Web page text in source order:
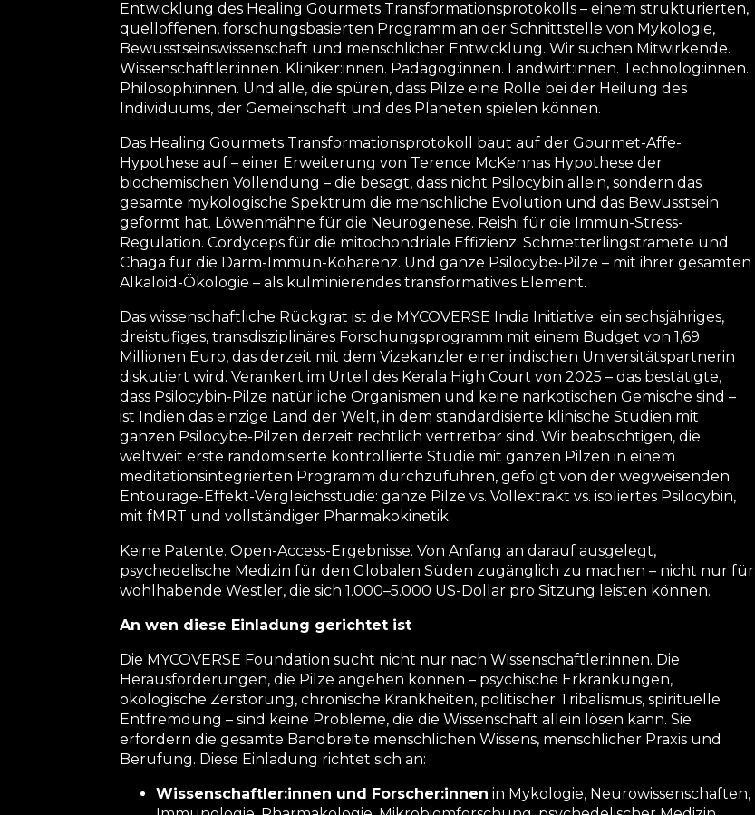
Entwicklung des Healing Gourmets Transformationsprotokolls – einem strukturierten,
quelloffenen, forschungsbasierten Programm an der Schnittstelle von Mykologie,
Bewusstseinswissenschaft und menschlicher Entwicklung. Wir suchen Mitwirkende.
Wissenschaftler:innen. Kliniker:innen. Pädagog:innen. Landwirt:innen. Technolog:innen.
Philosoph:innen. Und alle, die spüren, dass Pilze eine Rolle bei der Heilung des
Individuums, der Gemeinschaft und des Planeten spielen können.
Das Healing Gourmets Transformationsprotokoll baut auf der Gourmet-Affe-
Hypothese auf – einer Erweiterung von Terence McKennas Hypothese der
biochemischen Vollendung – die besagt, dass nicht Psilocybin allein, sondern das
gesamte mykologische Spektrum die menschliche Evolution und das Bewusstsein
geformt hat. Löwenmähne für die Neurogenese. Reishi für die Immun-Stress-
Regulation. Cordyceps für die mitochondriale Effizienz. Schmetterlingstramete und
Chaga für die Darm-Immun-Kohärenz. Und ganze Psilocybe-Pilze – mit ihrer gesamten
Alkaloid-Ökologie – als kulminierendes transformatives Element.
Das wissenschaftliche Rückgrat ist die MYCOVERSE India Initiative: ein sechsjähriges,
dreistufiges, transdisziplinäres Forschungsprogramm mit einem Budget von 1,69
Millionen Euro, das derzeit mit dem Vizekanzler einer indischen Universitätspartnerin
diskutiert wird. Verankert im Urteil des Kerala High Court von 2025 – das bestätigte,
dass Psilocybin-Pilze natürliche Organismen und keine narkotischen Gemische sind –
ist Indien das einzige Land der Welt, in dem standardisierte klinische Studien mit
ganzen Psilocybe-Pilzen derzeit rechtlich vertretbar sind. Wir beabsichtigen, die
weltweit erste randomisierte kontrollierte Studie mit ganzen Pilzen in einem
meditationsintegrierten Programm durchzuführen, gefolgt von der wegweisenden
Entourage-Effekt-Vergleichsstudie: ganze Pilze vs. Vollextrakt vs. isoliertes Psilocybin,
mit fMRT und vollständiger Pharmakokinetik.
Keine Patente. Open-Access-Ergebnisse. Von Anfang an darauf ausgelegt,
psychedelische Medizin für den Globalen Süden zugänglich zu machen – nicht nur für
wohlhabende Westler, die sich 1.000–5.000 US-Dollar pro Sitzung leisten können.
An wen diese Einladung gerichtet ist
Die MYCOVERSE Foundation sucht nicht nur nach Wissenschaftler:innen. Die
Herausforderungen, die Pilze angehen können – psychische Erkrankungen,
ökologische Zerstörung, chronische Krankheiten, politischer Tribalismus, spirituelle
Entfremdung – sind keine Probleme, die die Wissenschaft allein lösen kann. Sie
erfordern die gesamte Bandbreite menschlichen Wissens, menschlicher Praxis und
Berufung. Diese Einladung richtet sich an:
Wissenschaftler:innen und Forscher:innen in Mykologie, Neurowissenschaften,